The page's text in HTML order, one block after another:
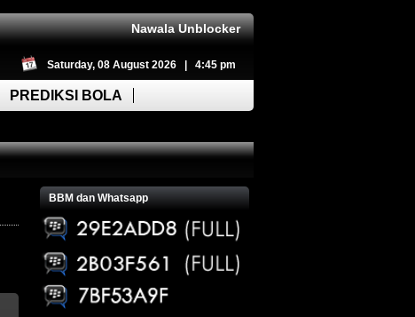
Nawala Unblocker
Saturday, 08 August 2026 | 4:45 pm
PREDIKSI BOLA
BBM dan Whatsapp